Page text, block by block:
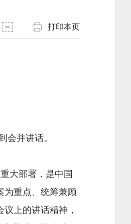
打印本页
并讲话。
大部署，是中国
为重点、统筹兼顾
上的讲话精神，